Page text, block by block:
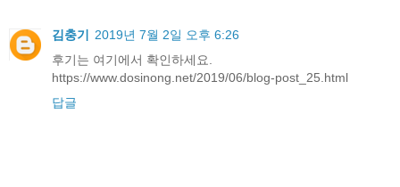
김충기
2019년 7월 2일 오후 6:26
후기는 여기에서 확인하세요.
https://www.dosinong.net/2019/06/blog-post_25.html
답글